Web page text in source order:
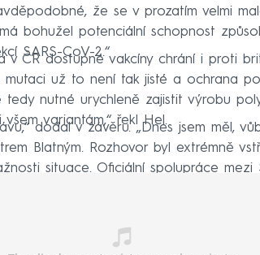
že se v prozatím velmi
bohužel potenciální schopnost
SARS-CoV-2.“
v ČR dostupné vakcíny chrání i proti
mutaci už to není tak jisté a ochrana
tedy nutné urychleně zajistit výrobu
variantám,“ řekl Hel.
dodal v závěru. „Dnes jsem měl,
Blatným. Rozhovor byl extrémně
situace. Oficiální spolupráce mezi